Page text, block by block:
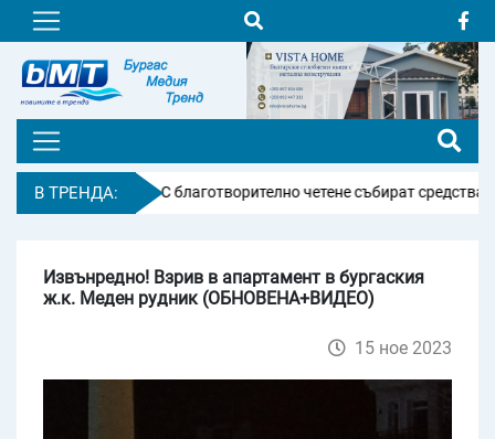
В ТРЕНДА:
измами С благотворително четене събират средства за
Извънредно! Взрив в апартамент в бургаския
ж.к. Меден рудник (ОБНОВЕНА+ВИДЕО)
15 ное 2023